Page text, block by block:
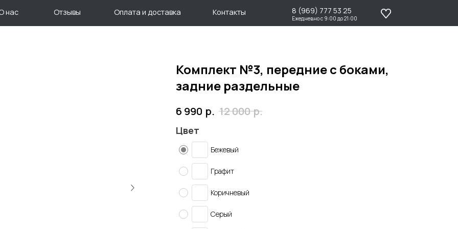
8 (969) 777 53 25
Оплата и доставка
Ежедневно с 9:00 до 21:00
Контакты
Комплект №3, передние с боками,
задние раздельные
6 990 р. 12 000 р.
Цвет
Бежевый
Графит
Коричневый
Серый